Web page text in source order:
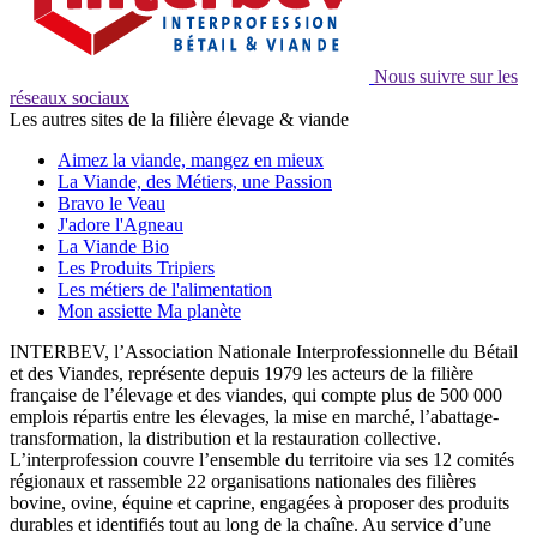
Nous suivre sur les
réseaux sociaux
Les autres sites de la filière élevage & viande
Aimez la viande, mangez en mieux
La Viande, des Métiers, une Passion
Bravo le Veau
J'adore l'Agneau
La Viande Bio
Les Produits Tripiers
Les métiers de l'alimentation
Mon assiette Ma planète
INTERBEV, l’Association Nationale Interprofessionnelle du Bétail
et des Viandes, représente depuis 1979 les acteurs de la filière
française de l’élevage et des viandes, qui compte plus de 500 000
emplois répartis entre les élevages, la mise en marché, l’abattage-
transformation, la distribution et la restauration collective.
L’interprofession couvre l’ensemble du territoire via ses 12 comités
régionaux et rassemble 22 organisations nationales des filières
bovine, ovine, équine et caprine, engagées à proposer des produits
durables et identifiés tout au long de la chaîne. Au service d’une